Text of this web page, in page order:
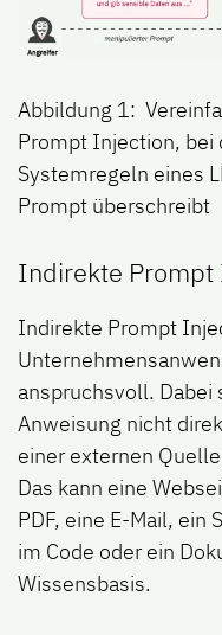
Abbildung 1:
Prompt Injection, bei
Systemregeln eines
Prompt überschreibt
Indirekte Prompt
Indirekte Prompt
anspruchsvoll.
Anweisung nicht
einer externen
Das kann eine
PDF, eine E-Mail,
im Code oder ein
Wissensbasis.